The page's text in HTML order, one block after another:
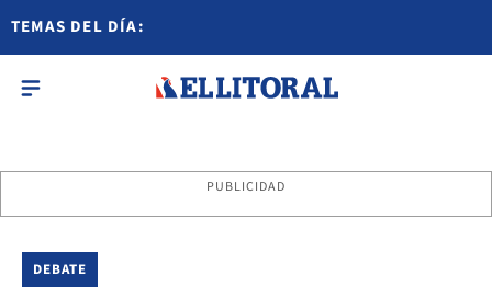
TEMAS DEL DÍA:
PUBLICIDAD
DEBATE